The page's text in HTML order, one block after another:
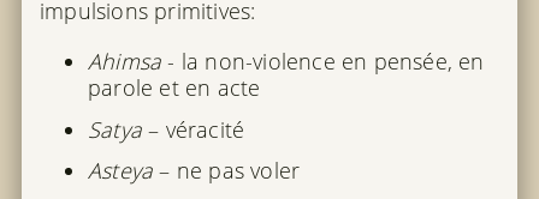
impulsions primitives:
Ahimsa - la non-violence en pensée, en
parole et en acte
Satya– véracité
Asteya – ne pas voler